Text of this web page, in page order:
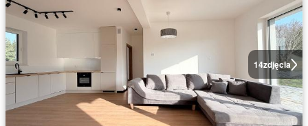
14zdjęcia